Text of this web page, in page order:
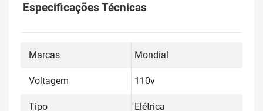
Especificações Técnicas
Marcas Mondial
Voltagem 110v
Tipo Elétrica